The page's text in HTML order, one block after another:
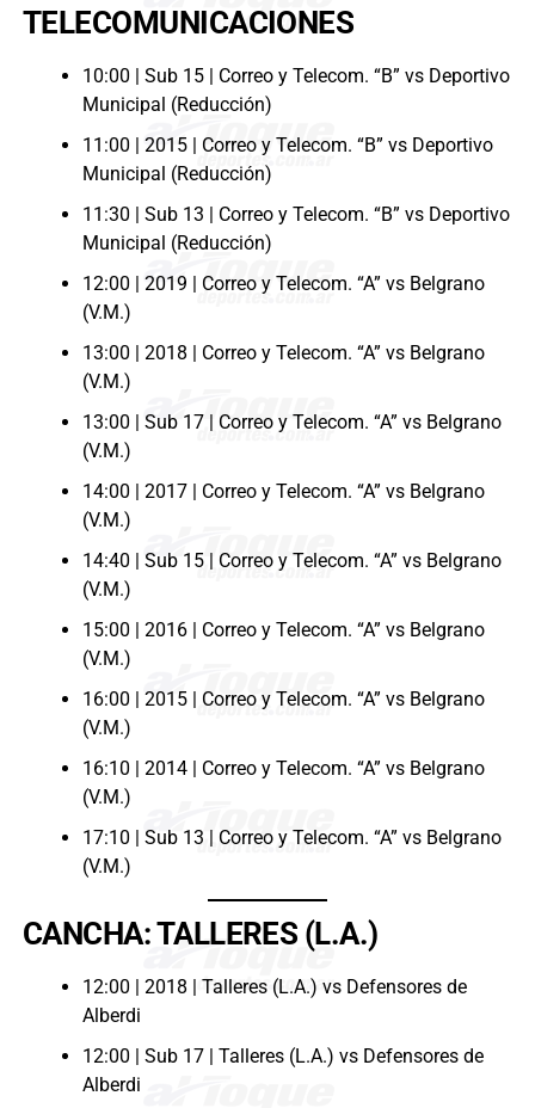
TELECOMUNICACIONES
10:00 | Sub 15 | Correo y Telecom. “B” vs Deportivo
Municipal (Reducción)
11:00 | 2015 | Correo y Telecom. “B” vs Deportivo
Municipal (Reducción)
11:30 | Sub 13 | Correo y Telecom. “B” vs Deportivo
Municipal (Reducción)
12:00 | 2019 | Correo y Telecom. “A” vs Belgrano
(V.M.)
13:00 | 2018 | Correo y Telecom. “A” vs Belgrano
(V.M.)
13:00 | Sub 17 | Correo y Telecom. “A” vs Belgrano
(V.M.)
14:00 | 2017 | Correo y Telecom. “A” vs Belgrano
(V.M.)
14:40 | Sub 15 | Correo y Telecom. “A” vs Belgrano
(V.M.)
15:00 | 2016 | Correo y Telecom. “A” vs Belgrano
(V.M.)
16:00 | 2015 | Correo y Telecom. “A” vs Belgrano
(V.M.)
16:10 | 2014 | Correo y Telecom. “A” vs Belgrano
(V.M.)
17:10 | Sub 13 | Correo y Telecom. “A” vs Belgrano
(V.M.)
CANCHA: TALLERES (L.A.)
12:00 | 2018 | Talleres (L.A.) vs Defensores de
Alberdi
12:00 | Sub 17 | Talleres (L.A.) vs Defensores de
Alberdi